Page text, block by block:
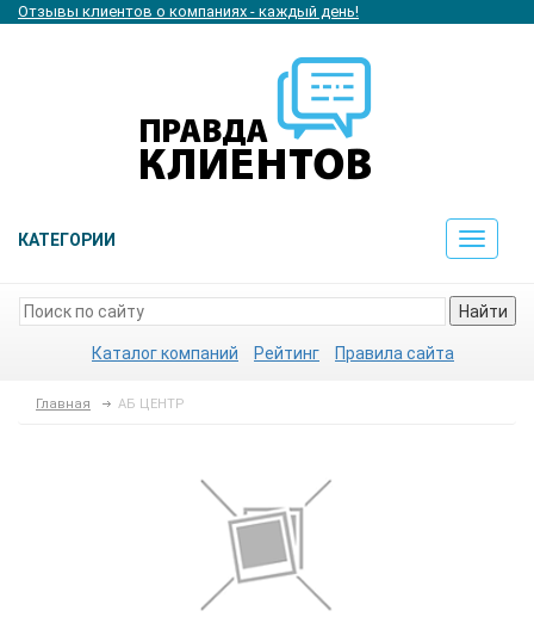
Отзывы клиентов о компаниях - каждый день!
КАТЕГОРИИ
Toggle
Найти
Каталог компаний Рейтинг Правила сайта
Главная АБ ЦЕНТР